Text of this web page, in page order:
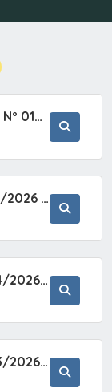
CONCORRÊNCIA PRESENCIAL Nº 019/2025 - PAVIMENTAÇÃO ASFÁLTICA EM TRECHO DA RUA 2 NO BAIRRO VILA SOARES NO MUNICÍPIO DE SETE BARRAS/SP.
PREGÃO ELETRÔNICO Nº 021/2026 - AQUISIÇÃO DE CONTENTORES E CARRINHOS, DESTINADOS A COLETIVA E MANEJO DE RESÍDUOS SÓLIDOS, ATRAVÉS DO SISTEMA DE REGISTRO DE PREÇOS (SRP)
PREGÃO ELETRÔNICO Nº 024/2026 - AQUISIÇÃO DE GÁS MEDICINAL TIPO OXIGÊNIO (1,00 M3, 3,00 M3 E 10,00 M3), EM ATENDIMENTO À SECRETARIA MUNICIPAL DE SAÚDE, ATRAVÉS DO SISTEMA DE REGISTRO DE PREÇOS (SRP)
PREGÃO ELETRÔNICO Nº 023/2026 - AQUISIÇÃO DE ENXOVAL INFANTIL, EM ATENDIMENTO À SECRETARIA MUNICIPAL DE EDUCAÇÃO, ATRAVÉS DO SISTEMA DE REGISTRO DE PREÇOS (SRP).